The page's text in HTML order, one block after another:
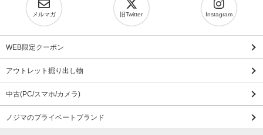
メルマガ 旧Twitter Instagram
WEB限定クーポン
アウトレット掘り出し物
中古(PC/スマホ/カメラ)
ノジマのプライベートブランド